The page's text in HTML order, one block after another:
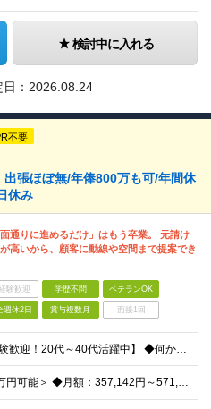
検討中に入れる
： 2026.08.24
不要
張ほぼ無/年俸800万も可/年間休
休み
面通りに進めるだけ」はもう卒業。 元請け
高いから、顧客に動線や空間まで提案でき
験歓迎 学歴不問 ベテランOK
週休2日 賞与複数月 面接1回
【業界未経験歓迎！20代～40代活躍中】 ◆何かしらの施工管理経験をお持ちの方（施工の規模や年数は不問） ※工務店での経験も大歓迎です！ ※学歴不問 ～このような方にオススメです～ ・ゼロベースで空
＜年棒800万円可能＞ ◆月額：357,142円～571,428円（14分割）（一律手当を含む） ◆年俸制：500万円～800万円 ※年俸額の1/14を毎月支給（残りの2/14は6・12月に賞与支給